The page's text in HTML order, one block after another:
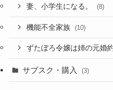
妻、小学生になる。 (8)
機能不全家族 (10)
ずたぼろ令嬢は姉の元婚
サブスク・購入 (3)